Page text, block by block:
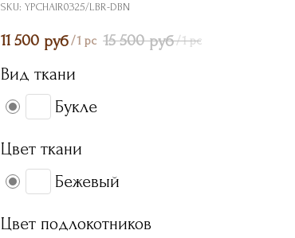
SKU: YPCHAIR0325/LBR-DBN
11 500 руб/1 pc 15 500 руб/1 pc
Вид ткани
Букле
Цвет ткани
Бежевый
Цвет подлокотников